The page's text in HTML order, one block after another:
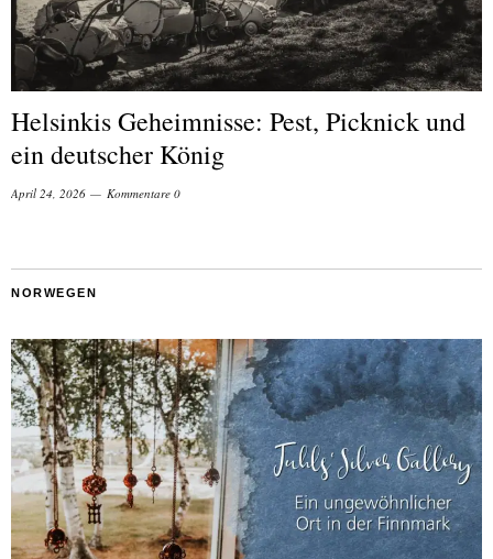
Helsinkis Geheimnisse: Pest, Picknick und
ein deutscher König
April 24, 2026 Kommentare 0
NORWEGEN